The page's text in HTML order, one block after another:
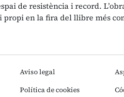
de resistència i record.
en la fira del llibre més
Aviso legal
Política de cookies